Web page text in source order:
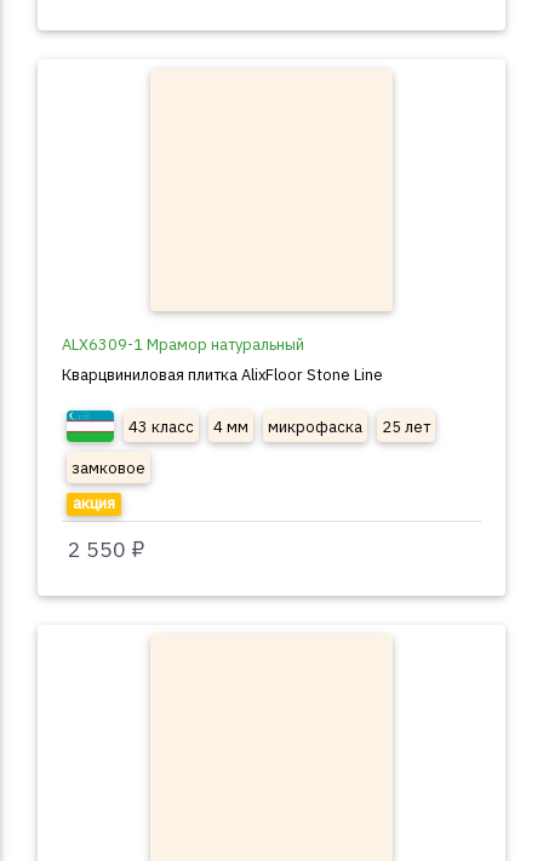
ALX6309-1 Мрамор натуральный
Кварцвиниловая плитка AlixFloor Stone Line
43 класс 4 мм микрофаска
25 лет
замковое
акция
2 550 ₽